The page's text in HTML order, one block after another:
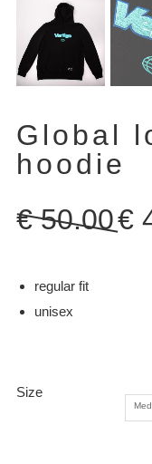
Global
hoodie
€50.00 price
€
regular fit
unisex
Size